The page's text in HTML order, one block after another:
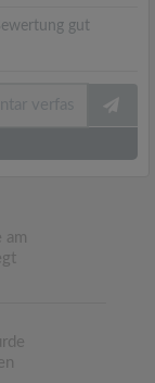
gut
am